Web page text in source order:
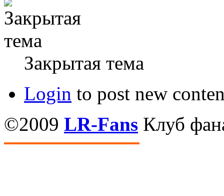
Закрытая тема
Login to post new
©2009 LR-Fans Клуб